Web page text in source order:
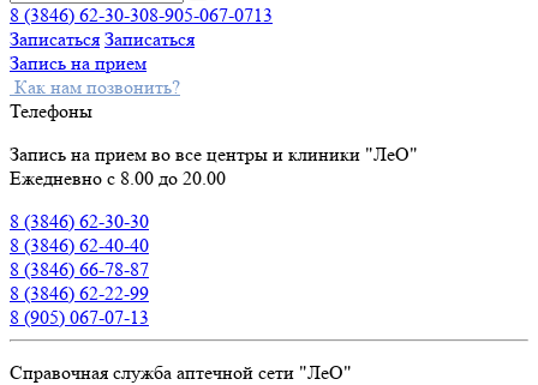
8 (3846) 62-30-308-905-067-0713
Записаться Записаться
Запись на прием
Как нам позвонить?
Телефоны
Запись на прием во все центры и клиники "ЛеО"
Ежедневно с 8.00 до 20.00
8 (3846) 62-30-30
8 (3846) 62-40-40
8 (3846) 66-78-87
8 (3846) 62-22-99
8 (905) 067-07-13
Справочная служба аптечной сети "ЛеО"